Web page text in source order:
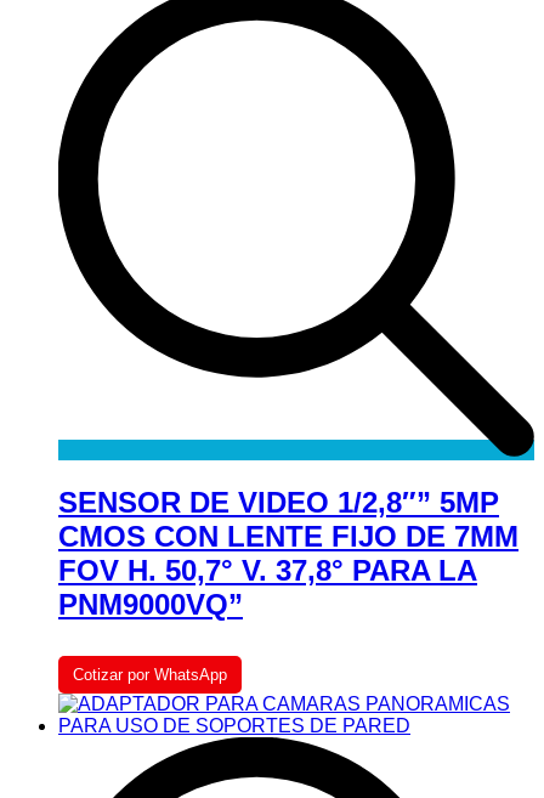
SENSOR DE VIDEO 1/2,8″” 5MP
CMOS CON LENTE FIJO DE 7MM
FOV H. 50,7° V. 37,8° PARA LA
PNM9000VQ”
Cotizar por WhatsApp